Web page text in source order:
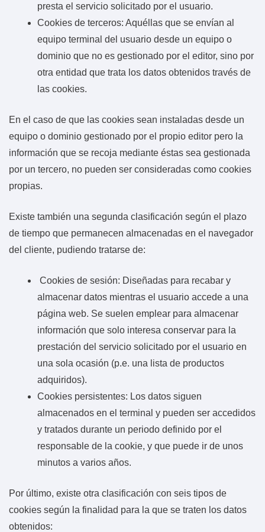
presta el servicio solicitado por el usuario.
Cookies de terceros: Aquéllas que se envían al
equipo terminal del usuario desde un equipo o
dominio que no es gestionado por el editor, sino por
otra entidad que trata los datos obtenidos través de
las cookies.
En el caso de que las cookies sean instaladas desde un
equipo o dominio gestionado por el propio editor pero la
información que se recoja mediante éstas sea gestionada
por un tercero, no pueden ser consideradas como cookies
propias.
Existe también una segunda clasificación según el plazo
de tiempo que permanecen almacenadas en el navegador
del cliente, pudiendo tratarse de:
Cookies de sesión: Diseñadas para recabar y
almacenar datos mientras el usuario accede a una
página web. Se suelen emplear para almacenar
información que solo interesa conservar para la
prestación del servicio solicitado por el usuario en
una sola ocasión (p.e. una lista de productos
adquiridos).
Cookies persistentes: Los datos siguen
almacenados en el terminal y pueden ser accedidos
y tratados durante un periodo definido por el
responsable de la cookie, y que puede ir de unos
minutos a varios años.
Por último, existe otra clasificación con seis tipos de
cookies según la finalidad para la que se traten los datos
obtenidos: